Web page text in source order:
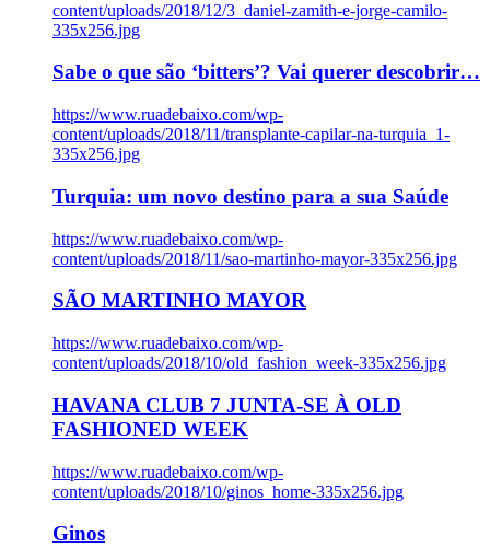
content/uploads/2018/12/3_daniel-zamith-e-jorge-camilo-
335x256.jpg
Sabe o que são ‘bitters’? Vai querer descobrir…
https://www.ruadebaixo.com/wp-
content/uploads/2018/11/transplante-capilar-na-turquia_1-
335x256.jpg
Turquia: um novo destino para a sua Saúde
https://www.ruadebaixo.com/wp-
content/uploads/2018/11/sao-martinho-mayor-335x256.jpg
SÃO MARTINHO MAYOR
https://www.ruadebaixo.com/wp-
content/uploads/2018/10/old_fashion_week-335x256.jpg
HAVANA CLUB 7 JUNTA-SE À OLD
FASHIONED WEEK
https://www.ruadebaixo.com/wp-
content/uploads/2018/10/ginos_home-335x256.jpg
Ginos